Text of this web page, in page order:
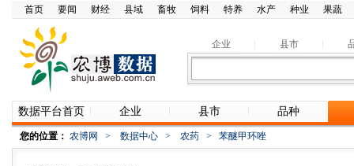
首页 要闻 财经 县域 畜牧 饲料 特养 水产 种业 果蔬
企业 县市
数据平台首页 企业 县市 品种
您的位置： 农博网 > 数据中心 > 农药 > 苯醚甲环唑